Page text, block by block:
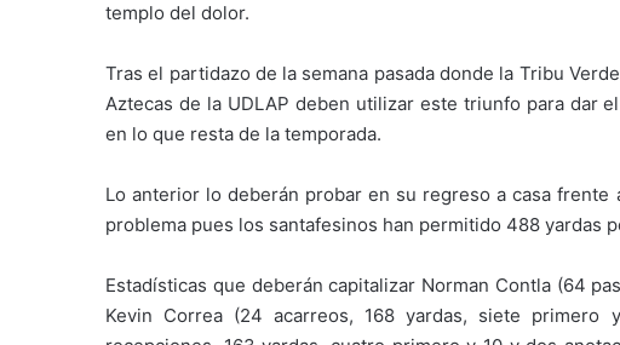
templo del dolor.
Tras el partidazo de la semana pasada donde la Tribu
Aztecas de la UDLAP deben utilizar este triunfo para dar
en lo que resta de la temporada.
Lo anterior lo deberán probar en su regreso a casa frente
problema pues los santafesinos han permitido 488 yardas
Estadísticas que deberán capitalizar Norman Contla (64
Kevin Correa (24 acarreos, 168 yardas, siete